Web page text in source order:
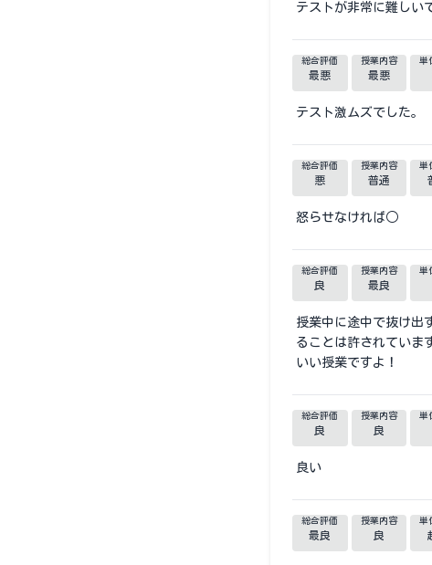
テストが非常に難しい
総合評価
最悪
授業内容
最悪
単
テスト激ムズでした。
総合評価
悪
授業内容
普通
単
怒らせなければ○
総合評価
良
授業内容
最良
単
授業中に途中で抜け出
ることは許されていま
いい授業ですよ！
総合評価
良
授業内容
良
単
良い
総合評価
最良
授業内容
良
単